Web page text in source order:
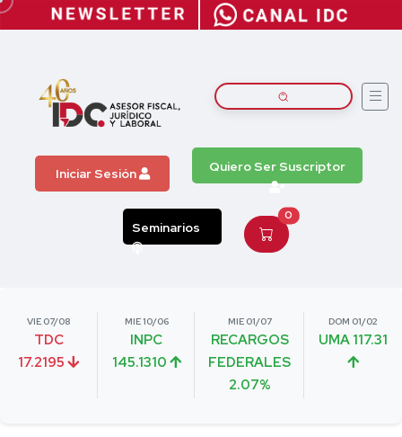
Iniciar Sesión Quiero Ser Suscriptor
Seminarios
0
VIE 07/08
TDC
17.2195
MIE 10/06
INPC
145.1310
MIE 01/07
RECARGOS
FEDERALES
2.07%
DOM 01/02
UMA 117.31